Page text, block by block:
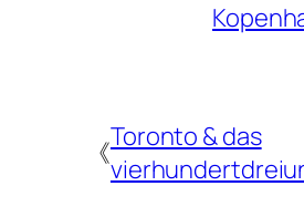
《Toronto & das